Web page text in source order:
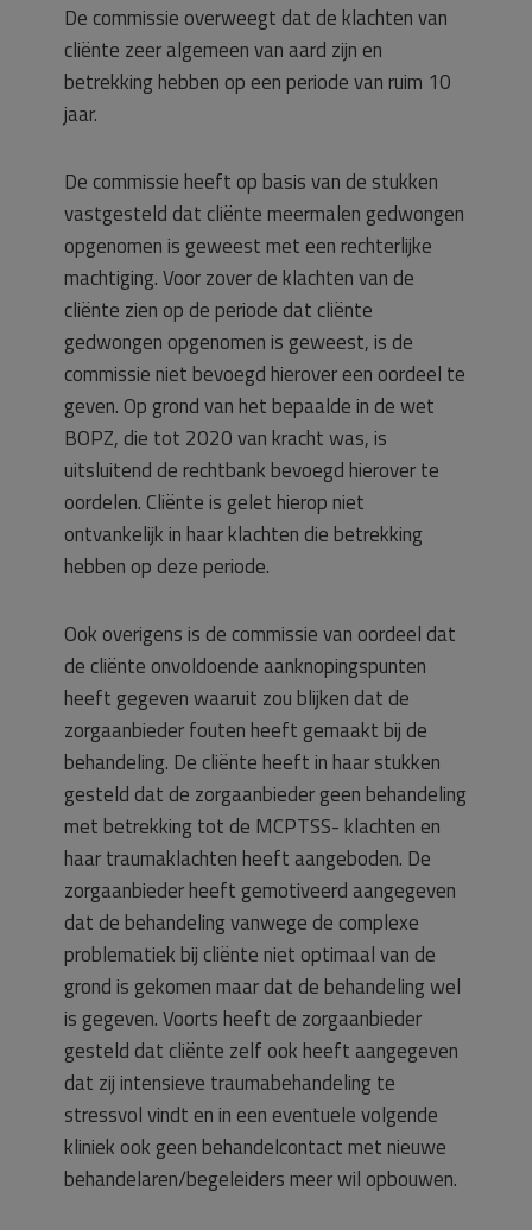
De commissie overweegt dat de klachten van
cliënte zeer algemeen van aard zijn en
betrekking hebben op een periode van ruim 10
jaar.
De commissie heeft op basis van de stukken
vastgesteld dat cliënte meermalen gedwongen
opgenomen is geweest met een rechterlijke
machtiging. Voor zover de klachten van de
cliënte zien op de periode dat cliënte
gedwongen opgenomen is geweest, is de
commissie niet bevoegd hierover een oordeel te
geven. Op grond van het bepaalde in de wet
BOPZ, die tot 2020 van kracht was, is
uitsluitend de rechtbank bevoegd hierover te
oordelen. Cliënte is gelet hierop niet
ontvankelijk in haar klachten die betrekking
hebben op deze periode.
Ook overigens is de commissie van oordeel dat
de cliënte onvoldoende aanknopingspunten
heeft gegeven waaruit zou blijken dat de
zorgaanbieder fouten heeft gemaakt bij de
behandeling. De cliënte heeft in haar stukken
gesteld dat de zorgaanbieder geen behandeling
met betrekking tot de MCPTSS- klachten en
haar traumaklachten heeft aangeboden. De
zorgaanbieder heeft gemotiveerd aangegeven
dat de behandeling vanwege de complexe
problematiek bij cliënte niet optimaal van de
grond is gekomen maar dat de behandeling wel
is gegeven. Voorts heeft de zorgaanbieder
gesteld dat cliënte zelf ook heeft aangegeven
dat zij intensieve traumabehandeling te
stressvol vindt en in een eventuele volgende
kliniek ook geen behandelcontact met nieuwe
behandelaren/begeleiders meer wil opbouwen.